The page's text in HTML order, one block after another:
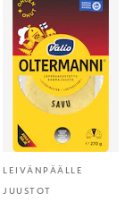
LEIVÄNPÄÄLLE
JUUSTOT